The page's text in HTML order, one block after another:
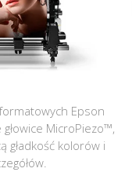
Epson
MicroPiezo™,
gładkość kolorów i